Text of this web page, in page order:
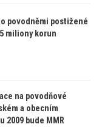
povodněmi postižené
miliony korun
na povodňové
a obecním
2009 bude MMR